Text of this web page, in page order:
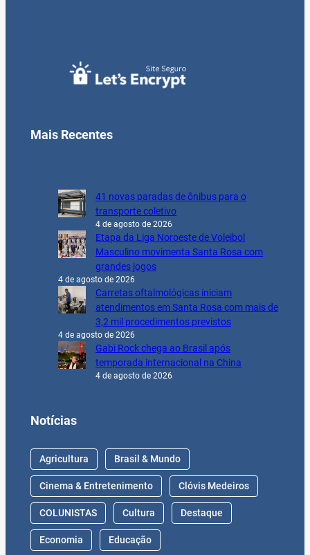
Mais Recentes
41 novas paradas de ônibus para o
transporte coletivo
4 de agosto de 2026
Etapa da Liga Noroeste de Voleibol
Masculino movimenta Santa Rosa com
grandes jogos
4 de agosto de 2026
Carretas oftalmológicas iniciam
atendimentos em Santa Rosa com mais de
3,2 mil procedimentos previstos
4 de agosto de 2026
Gabi Rock chega ao Brasil após
temporada internacional na China
4 de agosto de 2026
Notícias
Agricultura Brasil & Mundo
Cinema & Entretenimento Clóvis Medeiros
COLUNISTAS Cultura Destaque
Economia Educação